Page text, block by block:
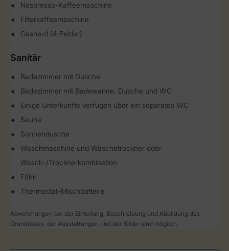
Nespresso-Kaffeemaschine
Filterkaffeemaschine
Gasherd (4 Felder)
Sanitär
Badezimmer mit Dusche
Badezimmer mit Badewanne, Dusche und WC
Einige Unterkünfte verfügen über ein separates WC
Sauna
Sonnendusche
Waschmaschine und Wäschetrockner oder
Wasch-/Trocknerkombination
Föhn
Thermostat-Mischbatterie
Abweichungen bei der Einteilung, Beschreibung und Abbildung des
Grundrisses, der Ausstattungen und der Bilder sind möglich.